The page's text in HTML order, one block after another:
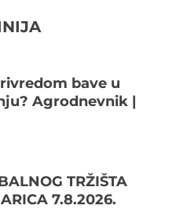
bave u
Agrodnevnik |
TRŽIŠTA
7.8.2026.